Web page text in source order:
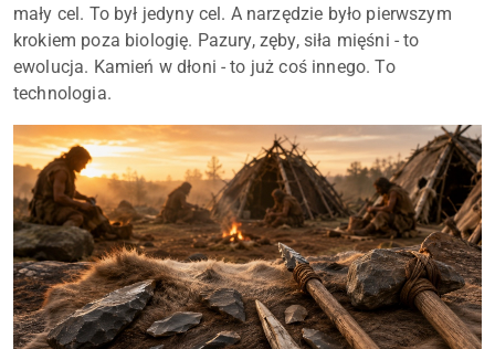
mały cel. To był jedyny cel. A narzędzie było pierwszym
krokiem poza biologię. Pazury, zęby, siła mięśni - to
ewolucja. Kamień w dłoni - to już coś innego. To
technologia.